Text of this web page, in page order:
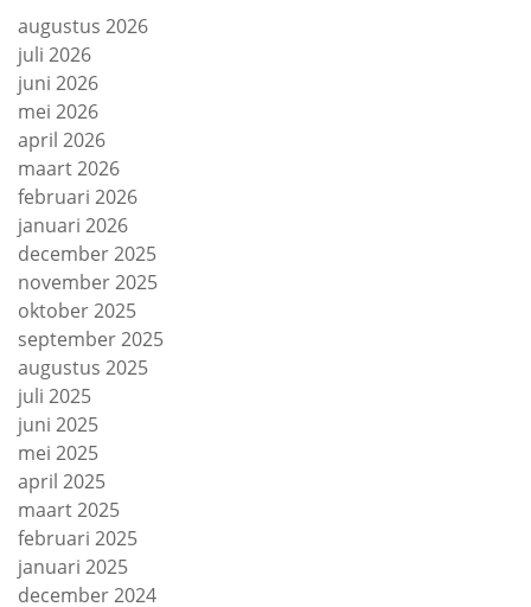
augustus 2026
juli 2026
juni 2026
mei 2026
april 2026
maart 2026
februari 2026
januari 2026
december 2025
november 2025
oktober 2025
september 2025
augustus 2025
juli 2025
juni 2025
mei 2025
april 2025
maart 2025
februari 2025
januari 2025
december 2024